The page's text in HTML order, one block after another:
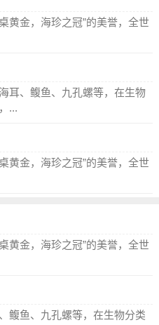
黄金，海珍之冠”的美誉，全世
耳、鳆鱼、九孔螺等，在生物
...
黄金，海珍之冠”的美誉，全世
黄金，海珍之冠”的美誉，全世
鳆鱼、九孔螺等，在生物分类